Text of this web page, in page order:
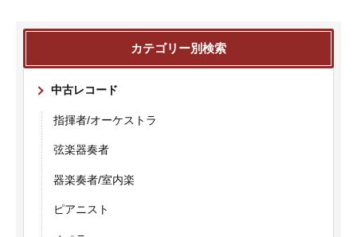
カテゴリー別検索
中古レコード
指揮者/オーケストラ
弦楽器奏者
器楽奏者/室内楽
ピアニスト